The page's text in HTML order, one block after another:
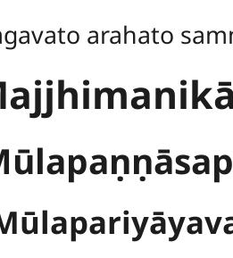
arahato